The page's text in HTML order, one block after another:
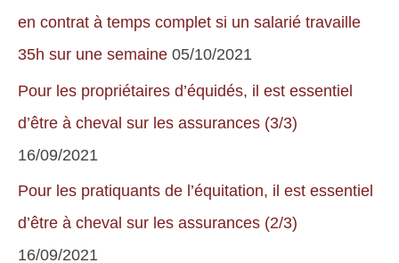
en contrat à temps complet si un salarié travaille
35h sur une semaine 05/10/2021
Pour les propriétaires d’équidés, il est essentiel
d’être à cheval sur les assurances (3/3)
16/09/2021
Pour les pratiquants de l’équitation, il est essentiel
d’être à cheval sur les assurances (2/3)
16/09/2021